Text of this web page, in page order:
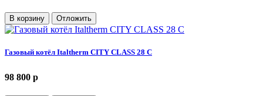
В корзину Отложить
Газовый котёл Italtherm CITY CLASS 28 C
98 800 p